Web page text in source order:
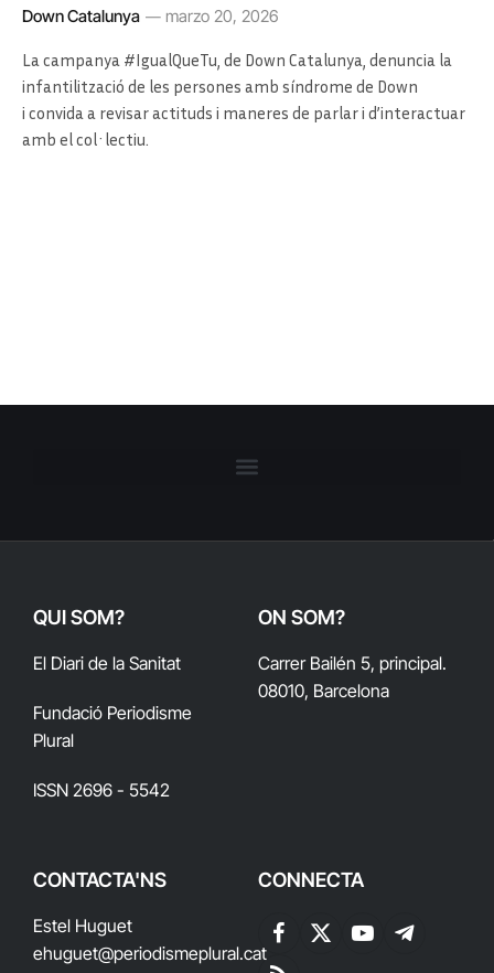
Down Catalunya marzo 20, 2026
La campanya #IgualQueTu, de Down Catalunya, denuncia la
infantilització de les persones amb síndrome de Down
i convida a revisar actituds i maneres de parlar i d’interactuar
amb el col·lectiu.
QUI SOM?
El Diari de la Sanitat
Fundació Periodisme
Plural
ISSN 2696 - 5542
ON SOM?
Carrer Bailén 5, principal.
08010, Barcelona
CONTACTA'NS
Estel Huguet
ehuguet@periodismeplural.cat
CONNECTA
Facebook
X
YouTubeTelegram